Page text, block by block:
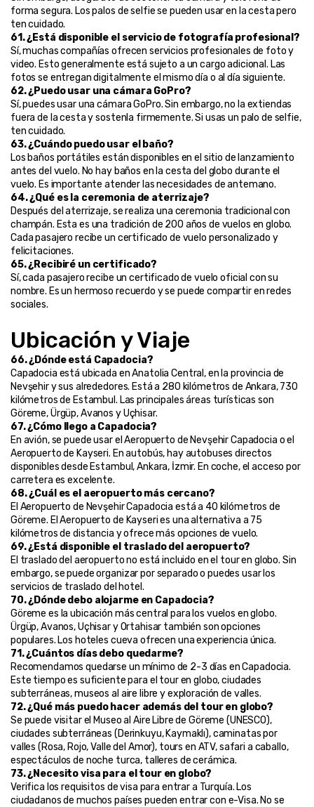
forma segura. Los palos de selfie se pueden usar en la cesta pero
ten cuidado.
61. ¿Está disponible el servicio de fotografía profesional?
Sí, muchas compañías ofrecen servicios profesionales de foto y
video. Esto generalmente está sujeto a un cargo adicional. Las
fotos se entregan digitalmente el mismo día o al día siguiente.
62. ¿Puedo usar una cámara GoPro?
Sí, puedes usar una cámara GoPro. Sin embargo, no la extiendas
fuera de la cesta y sostenla firmemente. Si usas un palo de selfie,
ten cuidado.
63. ¿Cuándo puedo usar el baño?
Los baños portátiles están disponibles en el sitio de lanzamiento
antes del vuelo. No hay baños en la cesta del globo durante el
vuelo. Es importante atender las necesidades de antemano.
64. ¿Qué es la ceremonia de aterrizaje?
Después del aterrizaje, se realiza una ceremonia tradicional con
champán. Esta es una tradición de 200 años de vuelos en globo.
Cada pasajero recibe un certificado de vuelo personalizado y
felicitaciones.
65. ¿Recibiré un certificado?
Sí, cada pasajero recibe un certificado de vuelo oficial con su
nombre. Es un hermoso recuerdo y se puede compartir en redes
sociales.
Ubicación y Viaje
66. ¿Dónde está Capadocia?
Capadocia está ubicada en Anatolia Central, en la provincia de
Nevşehir y sus alrededores. Está a 280 kilómetros de Ankara, 730
kilómetros de Estambul. Las principales áreas turísticas son
Göreme, Ürgüp, Avanos y Uçhisar.
67. ¿Cómo llego a Capadocia?
En avión, se puede usar el Aeropuerto de Nevşehir Capadocia o el
Aeropuerto de Kayseri. En autobús, hay autobuses directos
disponibles desde Estambul, Ankara, İzmir. En coche, el acceso por
carretera es excelente.
68. ¿Cuál es el aeropuerto más cercano?
El Aeropuerto de Nevşehir Capadocia está a 40 kilómetros de
Göreme. El Aeropuerto de Kayseri es una alternativa a 75
kilómetros de distancia y ofrece más opciones de vuelo.
69. ¿Está disponible el traslado del aeropuerto?
El traslado del aeropuerto no está incluido en el tour en globo. Sin
embargo, se puede organizar por separado o puedes usar los
servicios de traslado del hotel.
70. ¿Dónde debo alojarme en Capadocia?
Göreme es la ubicación más central para los vuelos en globo.
Ürgüp, Avanos, Uçhisar y Ortahisar también son opciones
populares. Los hoteles cueva ofrecen una experiencia única.
71. ¿Cuántos días debo quedarme?
Recomendamos quedarse un mínimo de 2-3 días en Capadocia.
Este tiempo es suficiente para el tour en globo, ciudades
subterráneas, museos al aire libre y exploración de valles.
72. ¿Qué más puedo hacer además del tour en globo?
Se puede visitar el Museo al Aire Libre de Göreme (UNESCO),
ciudades subterráneas (Derinkuyu, Kaymaklı), caminatas por
valles (Rosa, Rojo, Valle del Amor), tours en ATV, safari a caballo,
espectáculos de noche turca, talleres de cerámica.
73. ¿Necesito visa para el tour en globo?
Verifica los requisitos de visa para entrar a Turquía. Los
ciudadanos de muchos países pueden entrar con e-Visa. No se